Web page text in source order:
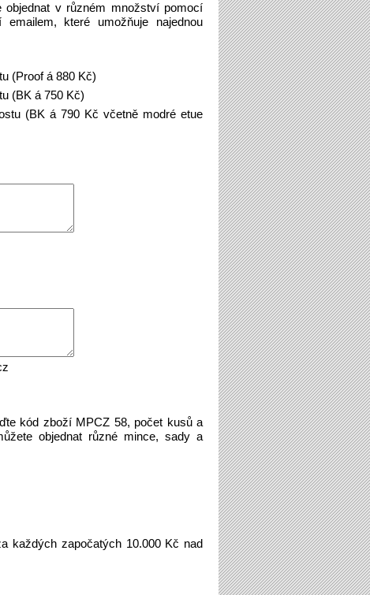
objednat v různém množství pomocí
emailem, které umožňuje najednou
(Proof á 880 Kč)
(BK á 750 Kč)
(BK á 790 Kč včetně modré etue
kód zboží MPCZ 58, počet kusů a
objednat různé mince, sady a
každých započatých 10.000 Kč nad